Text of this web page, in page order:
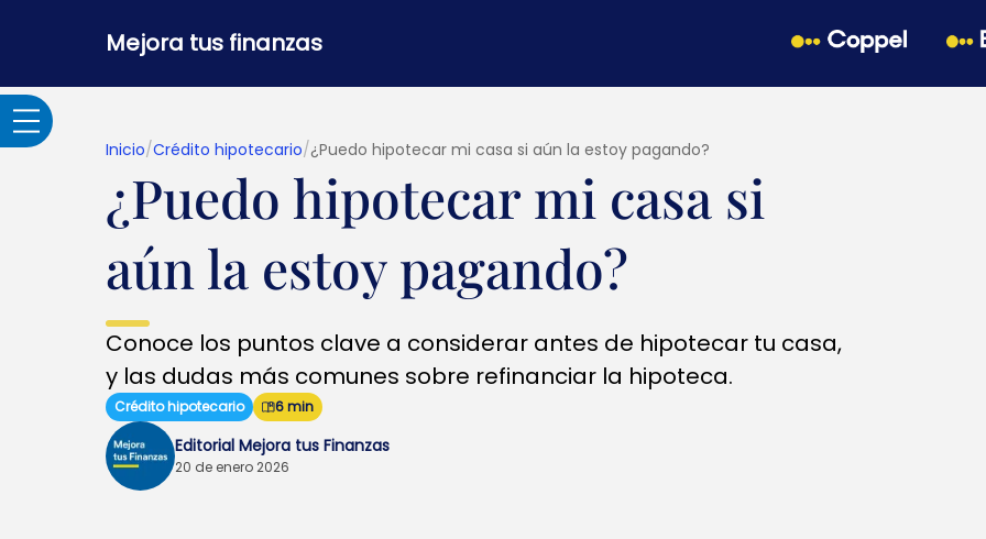
Mejora tus finanzas
Adultos Mayores
Banca por internet y
Crédito hipotecario
Créditos y
préstamos
Inicio/Crédito hipotecario/¿Puedo hipotecar mi casa si aún la estoy pagando?
¿Puedo hipotecar mi casa si
aún la estoy pagando?
Conoce los puntos clave a considerar antes de hipotecar tu casa,
y las dudas más comunes sobre refinanciar la hipoteca.
Crédito hipotecario 6 min
Editorial Mejora tus Finanzas
20 de enero 2026